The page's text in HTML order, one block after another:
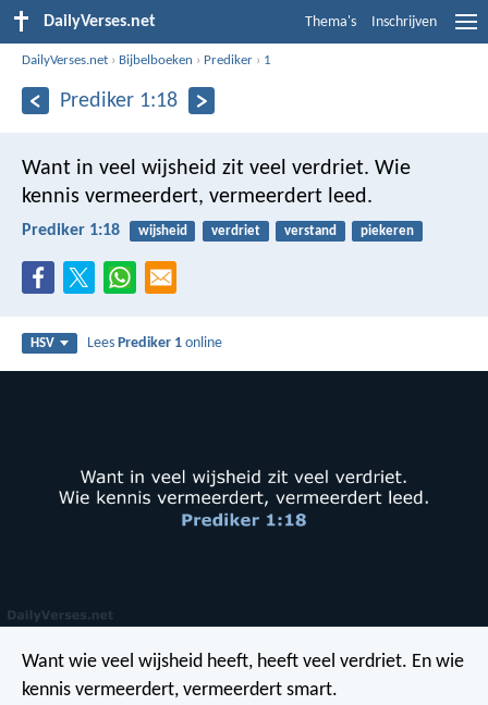
DailyVerses.net Thema's Inschrijven
DailyVerses.net › Bijbelboeken › Prediker › 1
Prediker 1:18
Want in veel wijsheid zit veel verdriet. Wie
kennis vermeerdert, vermeerdert leed.
Prediker 1:18 wijsheid verdriet verstand piekeren
HSV LeesPrediker 1 online
Want wie veel wijsheid heeft, heeft veel verdriet. En wie
kennis vermeerdert, vermeerdert smart.